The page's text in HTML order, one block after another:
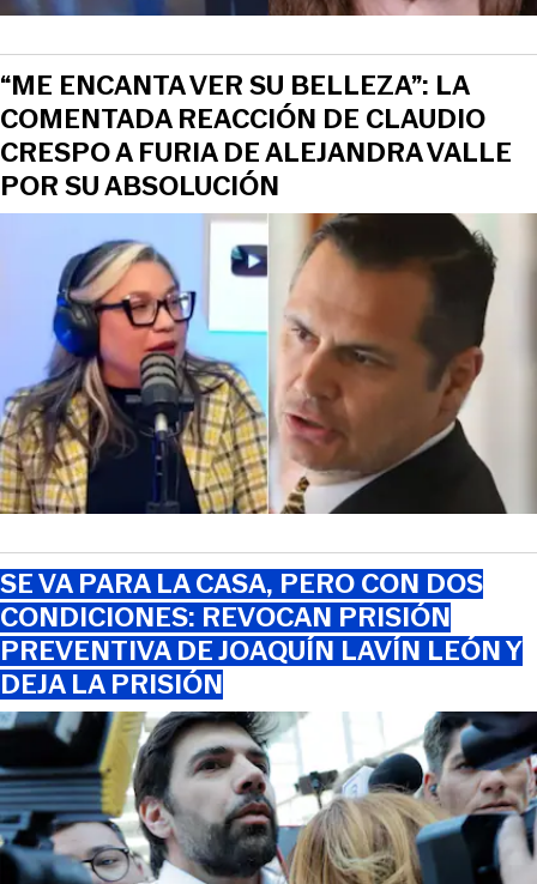
“ME ENCANTA VER SU BELLEZA”: LA
COMENTADA REACCIÓN DE CLAUDIO
CRESPO A FURIA DE ALEJANDRA VALLE
POR SU ABSOLUCIÓN
SE VA PARA LA CASA, PERO CON DOS
CONDICIONES: REVOCAN PRISIÓN
PREVENTIVA DE JOAQUÍN LAVÍN LEÓN Y
DEJA LA PRISIÓN